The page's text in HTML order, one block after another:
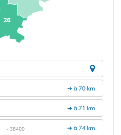
26
➔ à 70 km.
➔ à 71 km.
➔ à 74 km.
- 38400